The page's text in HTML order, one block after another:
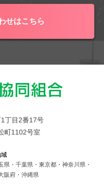
せはこちら
丁目2番17号
町1102号室
県・千葉県・東京都 ・神奈川県・
阪府・沖縄県